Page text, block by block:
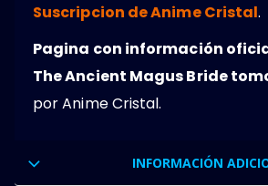
Suscripcion de Anime Cristal.
Pagina con información
The Ancient Magus Bride
por Anime Cristal.
INFORMACIÓN